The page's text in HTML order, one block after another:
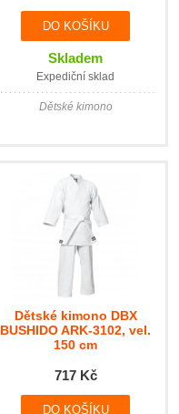
Skladem
Expediční sklad
Dětské kimono
Dětské kimono DBX
BUSHIDO ARK-3102, vel.
150 cm
717 Kč